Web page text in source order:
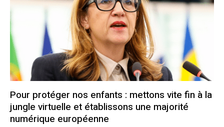
Pour protéger nos enfants : mettons vite fin à la
jungle virtuelle et établissons une majorité
numérique européenne